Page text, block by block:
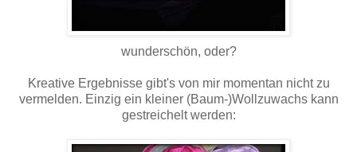
wunderschön, oder?
Kreative Ergebnisse gibt's von mir momentan nicht zu
vermelden. Einzig ein kleiner (Baum-)Wollzuwachs kann
gestreichelt werden: